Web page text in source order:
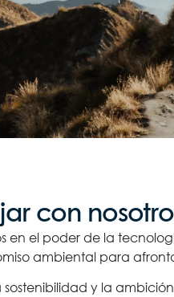
con
en el poder de la
ambiental para
sostenibilidad y la